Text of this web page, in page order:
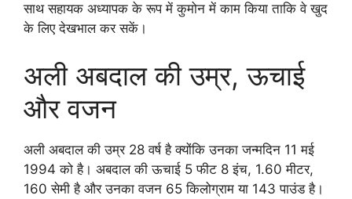
साथ सहायक अध्यापक के रूप में कुमोन में काम किया ताकि वे खुद
के लिए देखभाल कर सकें।
अली अबदाल की उम्र, ऊचाई
और वजन
अली अबदाल की उम्र 28 वर्ष है क्योंकि उनका जन्मदिन 11 मई
1994 को है। अबदाल की ऊचाई 5 फीट 8 इंच, 1.60 मीटर,
160 सेमी है और उनका वजन 65 किलोग्राम या 143 पाउंड है।